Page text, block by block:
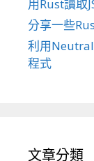
用Rust讀取
分享一些
利用
程式
文章分類